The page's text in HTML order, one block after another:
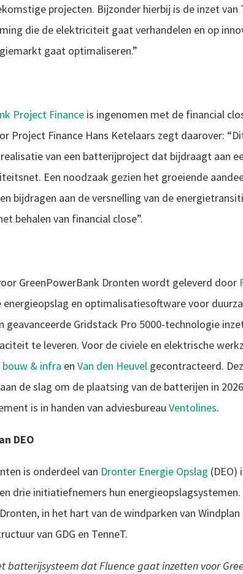
projecten. Bijzonder hierbij is de inzet van
die de elektriciteit gaat verhandelen en op
gaat optimaliseren.”
Project Finance is ingenomen met de financial
Project Finance Hans Ketelaars zegt daarover:
van een batterijproject dat bijdraagt aan
Een noodzaak gezien het groeiende
bijdragen aan de versnelling van de
behalen van financial close”.
GreenPowerBank Dronten wordt geleverd door
en optimalisatiesoftware voor
geavanceerde Gridstack Pro 5000-technologie
te leveren. Voor de civiele en elektrische
& infra enVan den Heuvel gecontracteerd.
de slag om de plaatsing van de batterijen in
is in handen van adviesbureauVentolines.
DEO
is onderdeel van Dronter Energie Opslag (DEO)
drie initiatiefnemers hun energieopslagsystemen.
in het hart van de windparken van
van GDG en TenneT.
batterijsysteem dat Fluence gaat inzetten voor